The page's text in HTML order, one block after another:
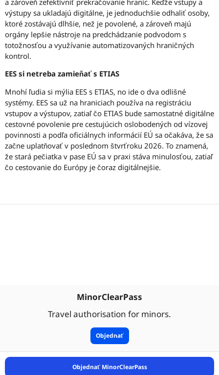
a zároveň zefektívniť prekračovanie hraníc. Keďže vstupy a
výstupy sa ukladajú digitálne, je jednoduchšie odhaliť osoby,
ktoré zostávajú dlhšie, než je povolené, a zároveň majú
orgány lepšie nástroje na predchádzanie podvodom s
totožnosťou a využívanie automatizovaných hraničných
kontrol.
EES si netreba zamieňať s ETIAS
Mnohí ľudia si mýlia EES s ETIAS, no ide o dva odlišné
systémy. EES sa už na hraniciach používa na registráciu
vstupov a výstupov, zatiaľ čo ETIAS bude samostatné digitálne
cestovné povolenie pre cestujúcich oslobodených od vízovej
povinnosti a podľa oficiálnych informácií EÚ sa očakáva, že sa
začne uplatňovať v poslednom štvrťroku 2026. To znamená,
že stará pečiatka v pase EÚ sa v praxi stáva minulosťou, zatiaľ
čo cestovanie do Európy je čoraz digitálnejšie.
MinorClearPass
Travel authorisation for minors.
Objednať
Objednať MinorClearPass